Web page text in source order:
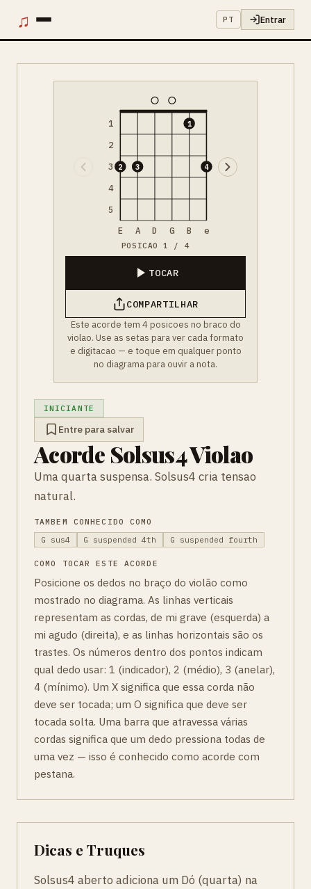
♫ PT Entrar
1
2
3
4
5
2 3
1
4
E A D G B e
POSICAO 1 / 4
TOCAR
COMPARTILHAR
Este acorde tem 4 posicoes no braco do
violao. Use as setas para ver cada formato
e digitacao — e toque em qualquer ponto
no diagrama para ouvir a nota.
INICIANTE
Entre para salvar
Acorde Solsus4 Violao
Uma quarta suspensa. Solsus4 cria tensao
natural.
TAMBEM CONHECIDO COMO
G sus4
G suspended 4th G suspended fourth
COMO TOCAR ESTE ACORDE
Posicione os dedos no braço do violão como
mostrado no diagrama. As linhas verticais
representam as cordas, de mi grave (esquerda) a
mi agudo (direita), e as linhas horizontais são os
trastes. Os números dentro dos pontos indicam
qual dedo usar: 1 (indicador), 2 (médio), 3 (anelar),
4 (mínimo). Um X significa que essa corda não
deve ser tocada; um O significa que deve ser
tocada solta. Uma barra que atravessa várias
cordas significa que um dedo pressiona todas de
uma vez — isso é conhecido como acorde com
pestana.
Dicas e Truques
Solsus4 aberto adiciona um Dó (quarta) na